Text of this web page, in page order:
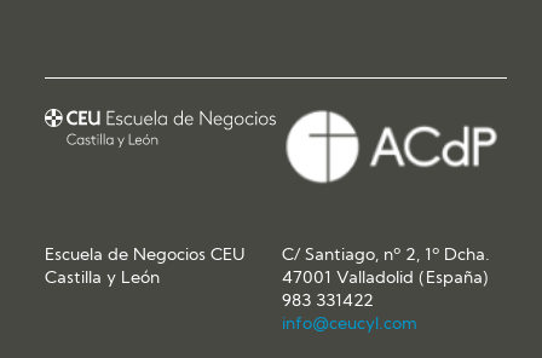
Escuela de Negocios CEU
Castilla y León
C/ Santiago, nº 2, 1º Dcha.
47001 Valladolid (España)
983 331422
info@ceucyl.com